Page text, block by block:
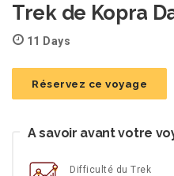
Trek de Kopra
11 Days
Réservez ce voyage
A savoir avant votre
Difficulté du Trek